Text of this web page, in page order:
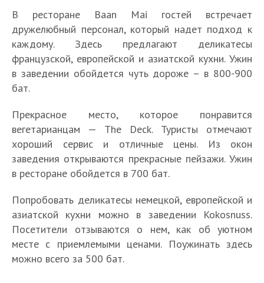
В ресторане Baan Mai гостей встречает
дружелюбный персонал, который надет подход к
каждому. Здесь предлагают деликатесы
французской, европейской и азиатской кухни. Ужин
в заведении обойдется чуть дороже – в 800-900
бат.
Прекрасное место, которое понравится
вегетарианцам — The Deck. Туристы отмечают
хороший сервис и отличные цены. Из окон
заведения открываются прекрасные пейзажи. Ужин
в ресторане обойдется в 700 бат.
Попробовать деликатесы немецкой, европейской и
азиатской кухни можно в заведении Kokosnuss.
Посетители отзываются о нем, как об уютном
месте с приемлемыми ценами. Поужинать здесь
можно всего за 500 бат.